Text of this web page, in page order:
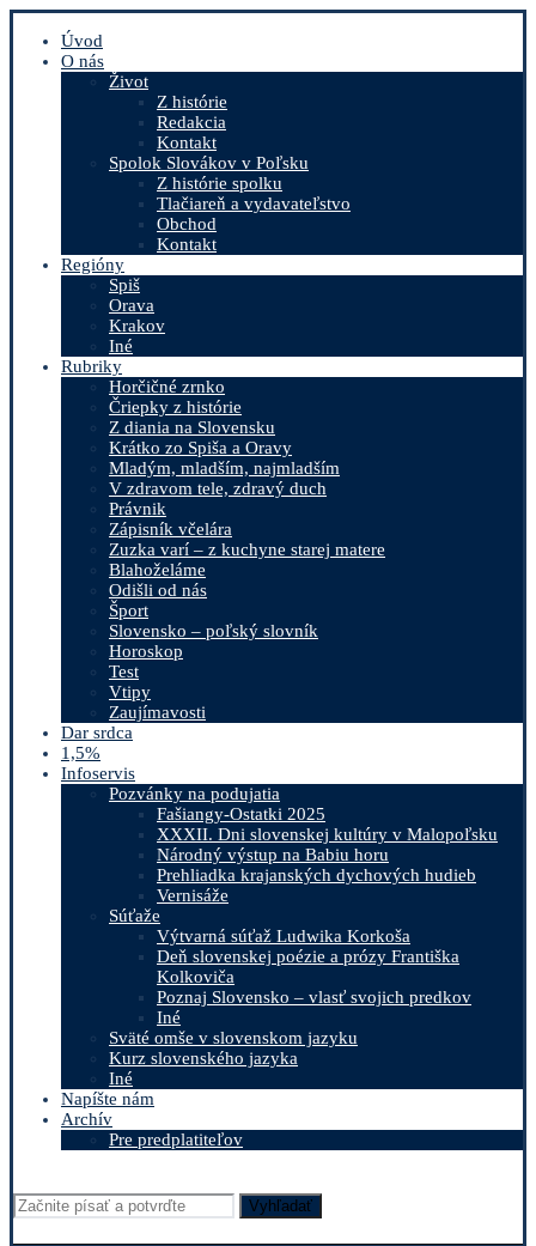
Úvod
O nás
Život
Z histórie
Redakcia
Kontakt
Spolok Slovákov v Poľsku
Z histórie spolku
Tlačiareň a vydavateľstvo
Obchod
Kontakt
Regióny
Spiš
Orava
Krakov
Iné
Rubriky
Horčičné zrnko
Čriepky z histórie
Z diania na Slovensku
Krátko zo Spiša a Oravy
Mladým, mladším, najmladším
V zdravom tele, zdravý duch
Právnik
Zápisník včelára
Zuzka varí – z kuchyne starej matere
Blahoželáme
Odišli od nás
Šport
Slovensko – poľský slovník
Horoskop
Test
Vtipy
Zaujímavosti
Dar srdca
1,5%
Infoservis
Pozvánky na podujatia
Fašiangy-Ostatki 2025
XXXII. Dni slovenskej kultúry v Malopoľsku
Národný výstup na Babiu horu
Prehliadka krajanských dychových hudieb
Vernisáže
Súťaže
Výtvarná súťaž Ludwika Korkoša
Deň slovenskej poézie a prózy Františka
Kolkoviča
Poznaj Slovensko – vlasť svojich predkov
Iné
Sväté omše v slovenskom jazyku
Kurz slovenského jazyka
Iné
Napíšte nám
Archív
Pre predplatiteľov
Vyhľadať